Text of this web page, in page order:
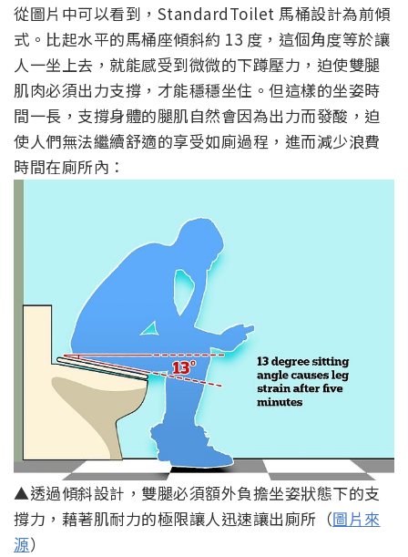
從圖片中可以看到，StandardToilet 馬桶設計為前傾
式。比起水平的馬桶座傾斜約 13 度，這個角度等於讓
人一坐上去，就能感受到微微的下蹲壓力，迫使雙腿
肌肉必須出力支撐，才能穩穩坐住。但這樣的坐姿時
間一長，支撐身體的腿肌自然會因為出力而發酸，迫
使人們無法繼續舒適的享受如廁過程，進而減少浪費
時間在廁所內：
▲透過傾斜設計，雙腿必須額外負擔坐姿狀態下的支
撐力，藉著肌耐力的極限讓人迅速讓出廁所（圖片來
源）